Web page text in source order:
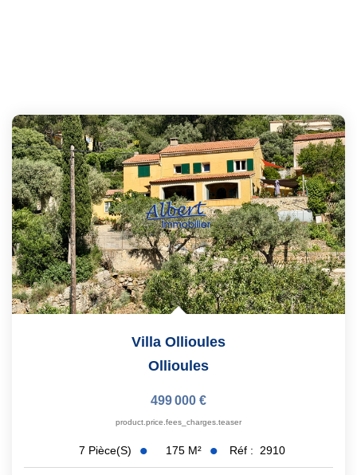
Villa Ollioules
Ollioules
499 000 €
product.price.fees_charges.teaser
7 Pièce(s) 175 M² Réf : 2910